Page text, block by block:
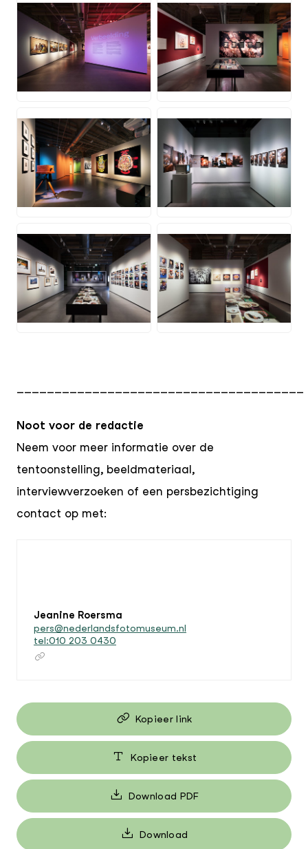
JPG JPG
______________________________________
Noot voor de redactie
Neem voor meer informatie over de
tentoonstelling, beeldmateriaal,
interviewverzoeken of een persbezichtiging
contact op met:
Jeanine Roersma
pers@nederlandsfotomuseum.nl
tel:010 203 0430
Kopieer link
Kopieer tekst
Download PDF
Download